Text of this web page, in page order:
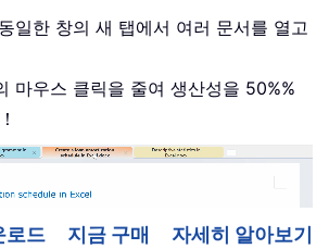
일한 창의 새 탭에서 여러 문서를 열고
마우스 클릭을 줄여 생산성을 50%%
로드 지금 구매 자세히 알아보기